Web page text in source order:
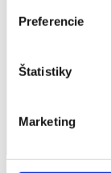
Preferencie
Štatistiky
Marketing